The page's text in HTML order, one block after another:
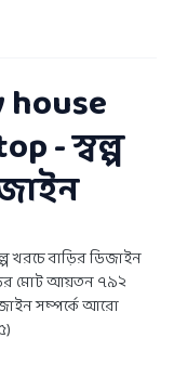
house
- স্বল্প
খরচে বাড়ির ডিজাইন
মোট আয়তন ৭৯২
সম্পর্কে আরো